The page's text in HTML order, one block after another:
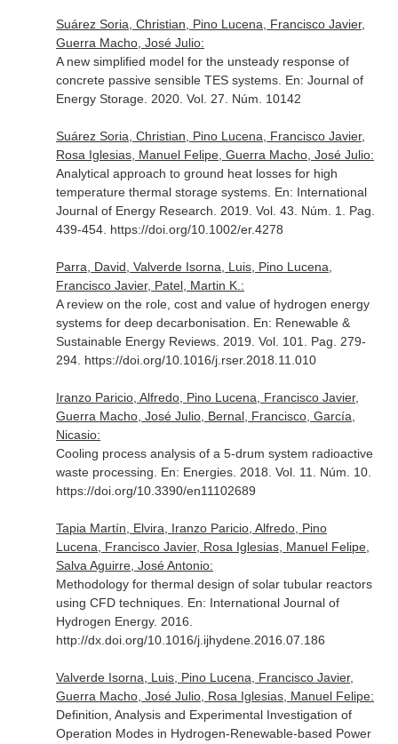
Suárez Soria, Christian, Pino Lucena, Francisco Javier,
Guerra Macho, José Julio:
A new simplified model for the unsteady response of
concrete passive sensible TES systems. En: Journal of
Energy Storage. 2020. Vol. 27. Núm. 10142
Suárez Soria, Christian, Pino Lucena, Francisco Javier,
Rosa Iglesias, Manuel Felipe, Guerra Macho, José Julio:
Analytical approach to ground heat losses for high
temperature thermal storage systems. En: International
Journal of Energy Research . 2019. Vol. 43. Núm. 1. Pag.
439-454. https://doi.org/10.1002/er.4278
Parra, David, Valverde Isorna, Luis, Pino Lucena,
Francisco Javier, Patel, Martin K.:
A review on the role, cost and value of hydrogen energy
systems for deep decarbonisation. En: Renewable &
Sustainable Energy Reviews. 2019. Vol. 101. Pag. 279-
294. https://doi.org/10.1016/j.rser.2018.11.010
Iranzo Paricio, Alfredo, Pino Lucena, Francisco Javier,
Guerra Macho, José Julio, Bernal, Francisco, García,
Nicasio:
Cooling process analysis of a 5-drum system radioactive
waste processing. En: Energies. 2018. Vol. 11. Núm. 10.
https://doi.org/10.3390/en11102689
Tapia Martín, Elvira, Iranzo Paricio, Alfredo, Pino
Lucena, Francisco Javier, Rosa Iglesias, Manuel Felipe,
Salva Aguirre, José Antonio:
Methodology for thermal design of solar tubular reactors
using CFD techniques. En: International Journal of
Hydrogen Energy. 2016.
http://dx.doi.org/10.1016/j.ijhydene.2016.07.186
Valverde Isorna, Luis, Pino Lucena, Francisco Javier,
Guerra Macho, José Julio, Rosa Iglesias, Manuel Felipe:
Definition, Analysis and Experimental Investigation of
Operation Modes in Hydrogen-Renewable-based Power